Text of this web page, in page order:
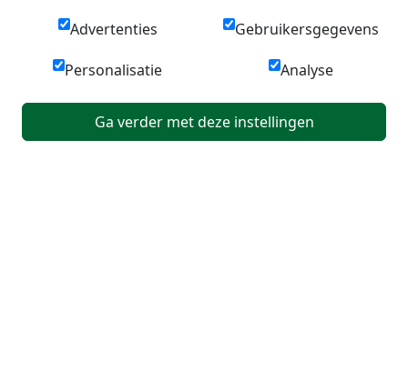
Advertenties Gebruikersgegevens
Personalisatie Analyse
Ga verder met deze instellingen